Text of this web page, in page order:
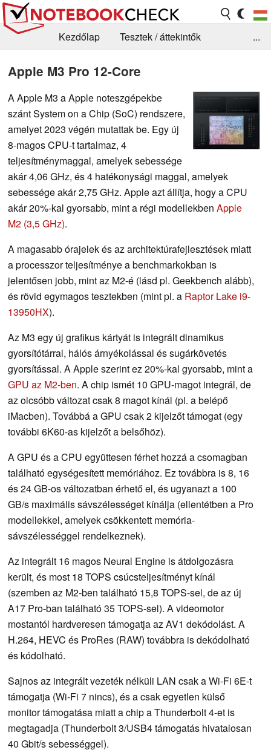
Kezdőlap
Tesztek / áttekintők
...
Apple M3 Pro 12-Core
A Apple M3 a Apple noteszgépekbe
szánt System on a Chip (SoC) rendszere,
amelyet 2023 végén mutattak be. Egy új
8-magos CPU-t tartalmaz, 4
teljesítménymaggal, amelyek sebessége
akár 4,06 GHz, és 4 hatékonysági maggal, amelyek
sebessége akár 2,75 GHz. Apple azt állítja, hogy a CPU
akár 20%-kal gyorsabb, mint a régi modellekben Apple
M2 (3,5 GHz).
A magasabb órajelek és az architektúrafejlesztések miatt
a processzor teljesítménye a benchmarkokban is
jelentősen jobb, mint az M2-é (lásd pl. Geekbench alább),
és rövid egymagos tesztekben (mint pl. a Raptor Lake i9-
13950HX).
Az M3 egy új grafikus kártyát is integrált dinamikus
gyorsítótárral, hálós árnyékolással és sugárkövetés
gyorsítással. A Apple szerint ez 20%-kal gyorsabb, mint a
GPU az M2-ben. A chip ismét 10 GPU-magot integrál, de
az olcsóbb változat csak 8 magot kínál (pl. a belépő
iMacben). Továbbá a GPU csak 2 kijelzőt támogat (egy
további 6K60-as kijelzőt a belsőhöz).
A GPU és a CPU együttesen férhet hozzá a csomagban
található egységesített memóriához. Ez továbbra is 8, 16
és 24 GB-os változatban érhető el, és ugyanazt a 100
GB/s maximális sávszélességet kínálja (ellentétben a Pro
modellekkel, amelyek csökkentett memória-
sávszélességgel rendelkeznek).
Az integrált 16 magos Neural Engine is átdolgozásra
került, és most 18 TOPS csúcsteljesítményt kínál
(szemben az M2-ben található 15,8 TOPS-sel, de az új
A17 Pro-ban található 35 TOPS-sel). A videomotor
mostantól hardveresen támogatja az AV1 dekódolást. A
H.264, HEVC és ProRes (RAW) továbbra is dekódolható
és kódolható.
Sajnos az integrált vezeték nélküli LAN csak a Wi-Fi 6E-t
támogatja (Wi-Fi 7 nincs), és a csak egyetlen külső
monitor támogatása miatt a chip a Thunderbolt 4-et is
megtagadja (Thunderbolt 3/USB4 támogatás hivatalosan
40 Gbit/s sebességgel).